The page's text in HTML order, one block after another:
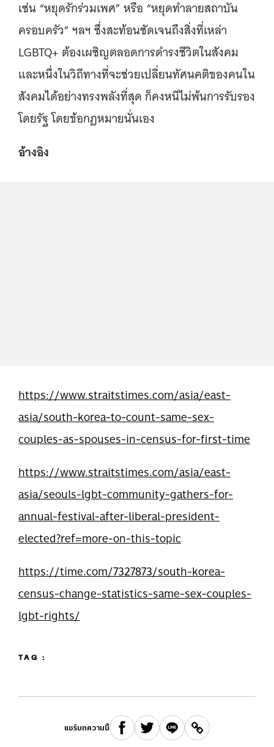
เช่น “หยุดรักร่วมเพศ” หรือ “หยุดทำลายสถาบัน
ครอบครัว” ฯลฯ ซึ่งสะท้อนชัดเจนถึงสิ่งที่เหล่า
LGBTQ+ ต้องเผชิญตลอดการดำรงชีวิตในสังคม
และหนึ่งในวิถีทางที่จะช่วยเปลี่ยนทัศนคติของคนใน
สังคมได้อย่างทรงพลังที่สุด ก็คงหนีไม่พ้นการรับรอง
โดยรัฐ โดยข้อกฎหมายนั่นเอง
อ้างอิง
https://www.straitstimes.com/asia/east-
asia/south-korea-to-count-same-sex-
couples-as-spouses-in-census-for-first-time
https://www.straitstimes.com/asia/east-
asia/seouls-lgbt-community-gathers-for-
annual-festival-after-liberal-president-
elected?ref=more-on-this-topic
https://time.com/7327873/south-korea-
census-change-statistics-same-sex-couples-
lgbt-rights/
TAG :
แชร์บทความนี้